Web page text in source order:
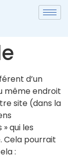
d’un
même endroit
site (dans la
qui les
Cela pourrait
: